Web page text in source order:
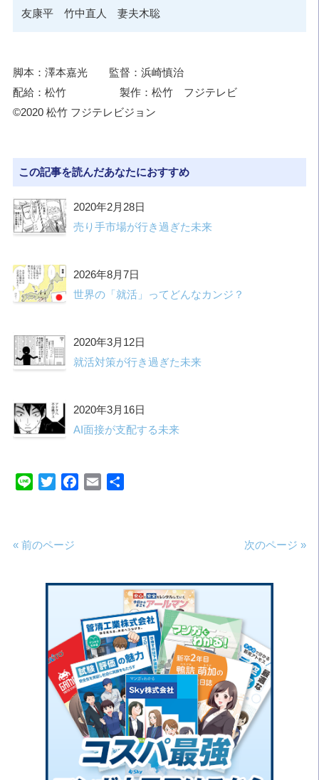
友康平 竹中直人 妻夫木聡
脚本：澤本嘉光 監督：浜崎慎治
配給：松竹 製作：松竹 フジテレビ
©2020 松竹 フジテレビジョン
この記事を読んだあなたにおすすめ
2020年2月28日
売り手市場が行き過ぎた未来
2026年8月7日
世界の「就活」ってどんなカンジ？
2020年3月12日
就活対策が行き過ぎた未来
2020年3月16日
AI面接が支配する未来
Line TwitterFacebook
Email
« 前のページ 次のページ »